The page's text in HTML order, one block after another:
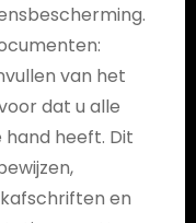
van het
dat u alle
heeft. Dit
en